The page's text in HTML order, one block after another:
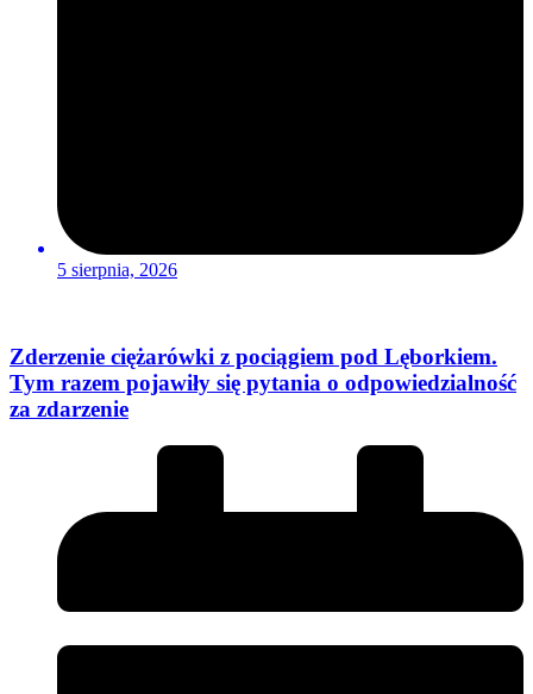
5 sierpnia, 2026
Zderzenie ciężarówki z pociągiem pod Lęborkiem.
Tym razem pojawiły się pytania o odpowiedzialność
za zdarzenie